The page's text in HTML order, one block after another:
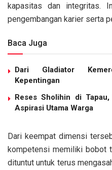
kapasitas dan integritas.
pengembangan karier serta
Baca Juga
Dari Gladiator
Kepentingan
Reses Sholihin di
Aspirasi Utama Warga
Dari keempat dimensi
kompetensi memiliki bobot
dituntut untuk terus